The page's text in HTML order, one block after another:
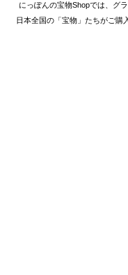
にっぽんの宝物Shopでは、グ
日本全国の「宝物」たちがご購